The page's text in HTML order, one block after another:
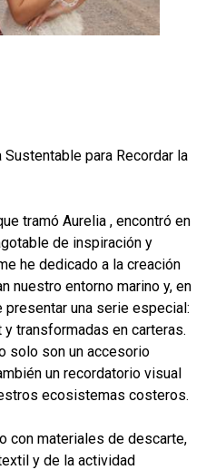
para Recordar la
tramó Aurelia , encontró en
de inspiración y
he dedicado a la creación
nuestro entorno marino y, en
una serie especial:
transformadas en carteras.
solo son un accesorio
un recordatorio visual
ecosistemas costeros.
con materiales de descarte,
y de la actividad